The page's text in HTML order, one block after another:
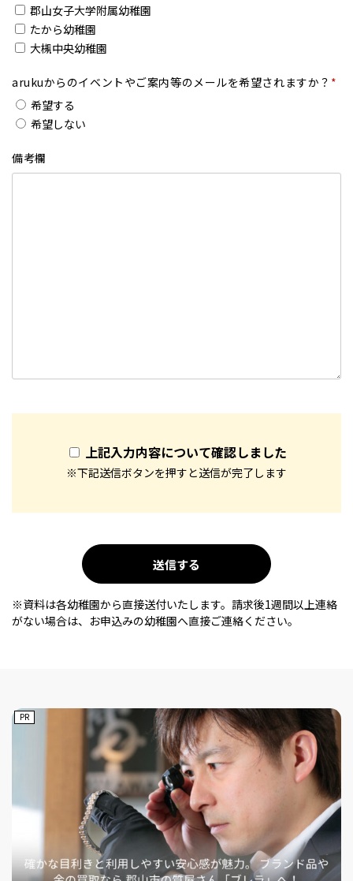
郡山女子大学附属幼稚園
たから幼稚園
大槻中央幼稚園
arukuからのイベントやご案内等のメールを希望されますか？ *
希望する
希望しない
備考欄
上記入力内容について確認しました
※下記送信ボタンを押すと送信が完了します
※資料は各幼稚園から直接送付いたします。請求後1週間以上連絡
がない場合は、お申込みの幼稚園へ直接ご連絡ください。
PR